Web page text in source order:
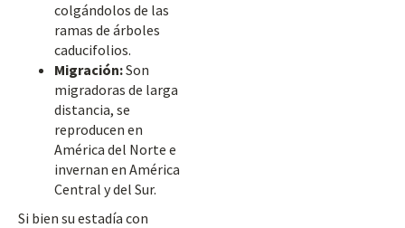
colgándolos de las
ramas de árboles
caducifolios.
Migración:Son
migradoras de larga
distancia, se
reproducen en
América del Norte e
invernan en América
Central y del Sur.
Si bien su estadía con